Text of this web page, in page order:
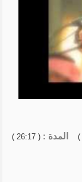
المدة : ( 26:17 )